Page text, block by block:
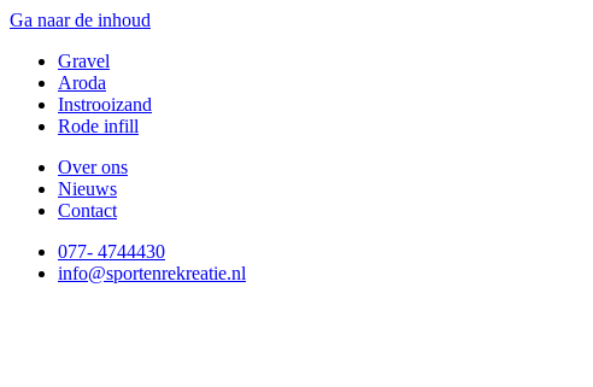
Ga naar de inhoud
Gravel
Aroda
Instrooizand
Rode infill
Over ons
Nieuws
Contact
077- 4744430
info@sportenrekreatie.nl